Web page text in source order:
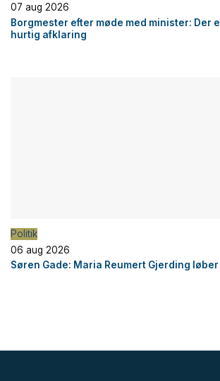
07 aug 2026
Borgmester efter møde med minister: Der
hurtig afklaring
Politik
06 aug 2026
Søren Gade: Maria Reumert Gjerding